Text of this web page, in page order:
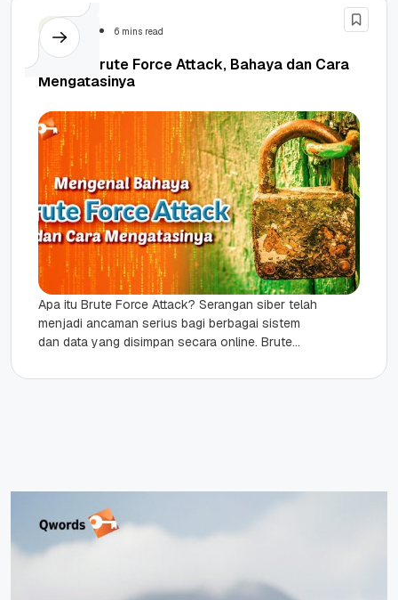
Security 6 mins read
Apa Itu Brute Force Attack, Bahaya dan Cara
Mengatasinya
Apa itu Brute Force Attack? Serangan siber telah
menjadi ancaman serius bagi berbagai sistem
dan data yang disimpan secara online. Brute